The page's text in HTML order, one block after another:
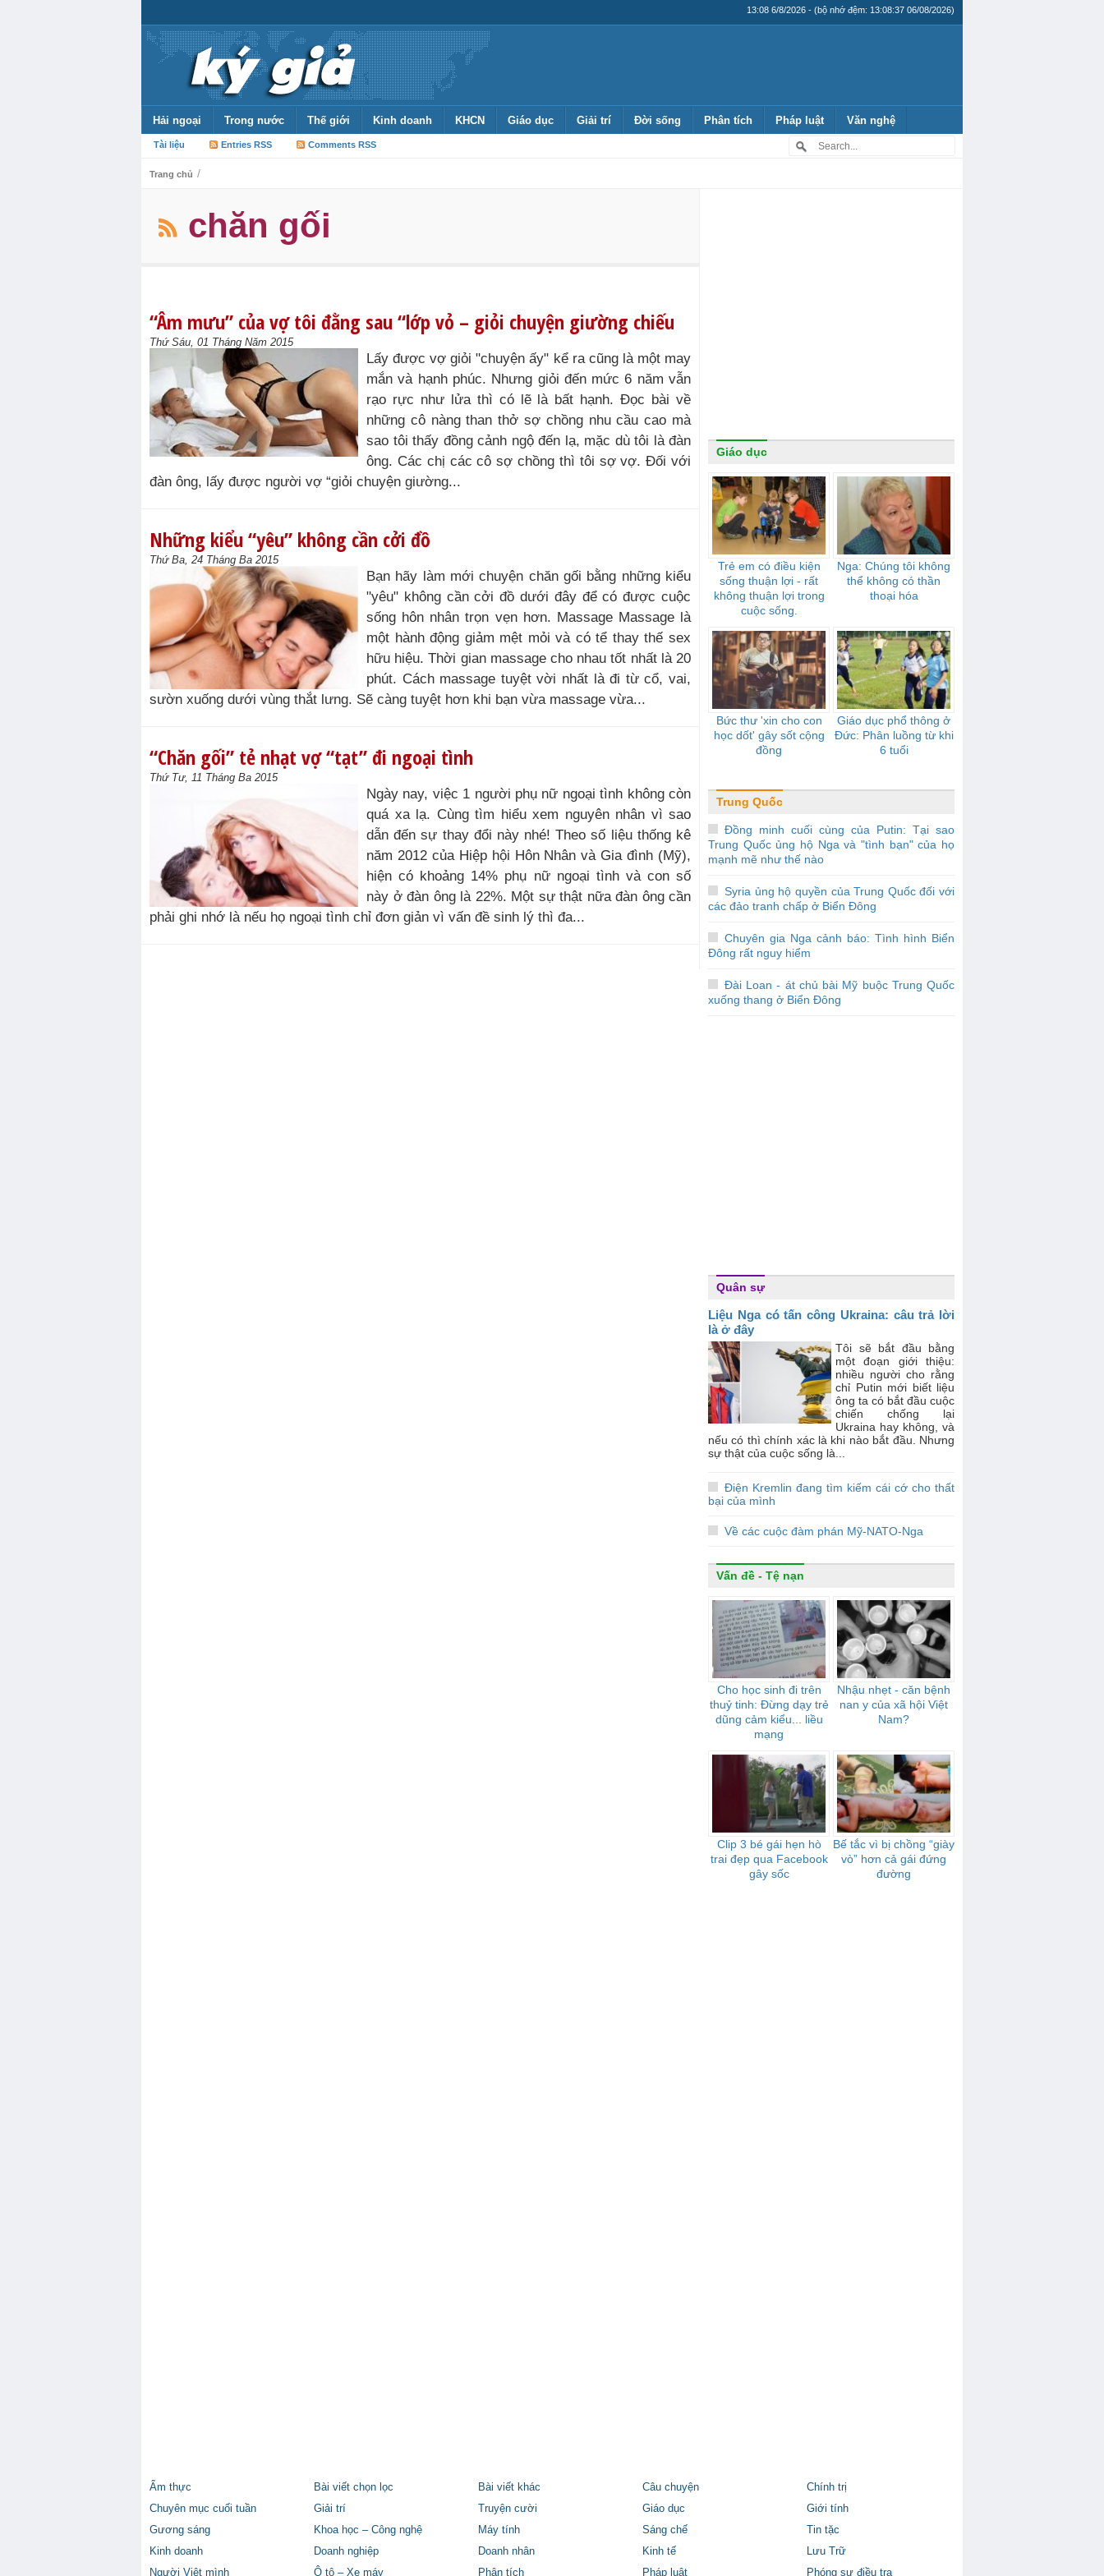
13:08 6/8/2026 - (bộ nhớ đệm: 13:08:37 06/08/2026)
Hải ngoại Trong nước Thế giới Kinh doanh KHCN Giáo dục Giải trí Đời sống Phân tích Pháp luật Văn nghệ
Tài liệu Entries RSS Comments RSS
Trang chủ /
chăn gối
“Âm mưu” của vợ tôi đằng sau “lớp vỏ – giỏi chuyện giường chiếu
Thứ Sáu, 01 Tháng Năm 2015
Lấy được vợ giỏi "chuyện ấy" kể ra cũng là một may
mắn và hạnh phúc. Nhưng giỏi đến mức 6 năm vẫn
rạo rực như lửa thì có lẽ là bất hạnh. Đọc bài về
những cô nàng than thở sợ chồng nhu cầu cao mà
sao tôi thấy đồng cảnh ngộ đến lạ, mặc dù tôi là đàn
ông. Các chị các cô sợ chồng thì tôi sợ vợ. Đối với
đàn ông, lấy được người vợ “giỏi chuyện giường...
Những kiểu “yêu” không cần cởi đồ
Thứ Ba, 24 Tháng Ba 2015
Bạn hãy làm mới chuyện chăn gối bằng những kiểu
"yêu" không cần cởi đồ dưới đây để có được cuộc
sống hôn nhân trọn vẹn hơn. Massage Massage là
một hành động giảm mệt mỏi và có tể thay thế sex
hữu hiệu. Thời gian massage cho nhau tốt nhất là 20
phút. Cách massage tuyệt vời nhất là đi từ cổ, vai,
sườn xuống dưới vùng thắt lưng. Sẽ càng tuyệt hơn khi bạn vừa massage vừa...
“Chăn gối” tẻ nhạt vợ “tạt” đi ngoại tình
Thứ Tư, 11 Tháng Ba 2015
Ngày nay, việc 1 người phụ nữ ngoại tình không còn
quá xa lạ. Cùng tìm hiểu xem nguyên nhân vì sao
dẫn đến sự thay đổi này nhé! Theo số liệu thống kê
năm 2012 của Hiệp hội Hôn Nhân và Gia đình (Mỹ),
hiện có khoảng 14% phụ nữ ngoại tình và con số
này ở đàn ông là 22%. Một sự thật nữa đàn ông cần
phải ghi nhớ là nếu họ ngoại tình chỉ đơn giản vì vấn đề sinh lý thì đa...
Giáo dục
Trẻ em có điều kiện
sống thuận lợi - rất
không thuận lợi trong
cuộc sống.
Nga: Chúng tôi không
thể không có thần
thoại hóa
Bức thư 'xin cho con
học dốt' gây sốt cộng
đồng
Giáo dục phổ thông ở
Đức: Phân luồng từ khi
6 tuổi
Trung Quốc
Đồng minh cuối cùng của Putin: Tại sao
Trung Quốc ủng hộ Nga và "tình bạn" của họ
mạnh mẽ như thế nào
Syria ủng hộ quyền của Trung Quốc đối với
các đảo tranh chấp ở Biển Đông
Chuyên gia Nga cảnh báo: Tình hình Biển
Đông rất nguy hiểm
Đài Loan - át chủ bài Mỹ buộc Trung Quốc
xuống thang ở Biển Đông
Quân sự
Liệu Nga có tấn công Ukraina: câu trả lời
là ở đây
Tôi sẽ bắt đầu bằng
một đoạn giới thiệu:
nhiều người cho rằng
chỉ Putin mới biết liệu
ông ta có bắt đầu cuộc
chiến chống lại
Ukraina hay không, và
nếu có thì chính xác là khi nào bắt đầu. Nhưng
sự thật của cuộc sống là...
Điện Kremlin đang tìm kiếm cái cớ cho thất
bại của mình
Về các cuộc đàm phán Mỹ-NATO-Nga
Vấn đề - Tệ nạn
Cho học sinh đi trên
thuỷ tinh: Đừng dạy trẻ
dũng cảm kiểu... liều
mạng
Nhậu nhẹt - căn bệnh
nan y của xã hội Việt
Nam?
Clip 3 bé gái hẹn hò
trai đẹp qua Facebook
gây sốc
Bế tắc vì bị chồng “giày
vò” hơn cả gái đứng
đường
Ẩm thực Bài viết chọn lọc Bài viết khác Câu chuyện
Chính trị
Chuyên mục cuối tuần
Giải trí Truyện cười Giáo dục
Giới tính
Gương sáng
Khoa học – Công nghệ Máy tính Sáng chế
Tin tặc
Kinh doanh
Doanh nghiệp Doanh nhân Kinh tế
Lưu Trữ
Người Việt mình
Ô tô – Xe máy Phân tích Pháp luật Phóng sự điều tra